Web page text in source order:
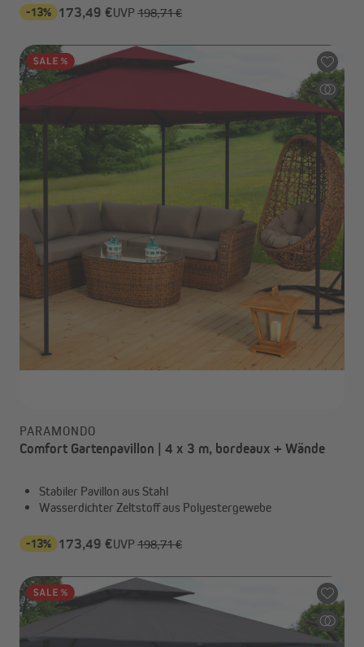
-13% 173,49 €UVP 198,71 €
PARAMONDO
Comfort Gartenpavillon | 4 x 3 m, bordeaux + Wände
Stabiler Pavillon aus Stahl
Wasserdichter Zeltstoff aus Polyestergewebe
-13% 173,49 €UVP 198,71 €